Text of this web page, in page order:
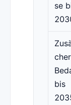
se
cher
bis